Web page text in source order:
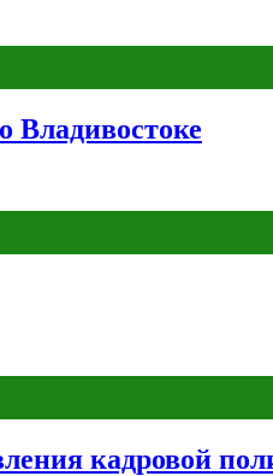
Владивостоке
кадровой